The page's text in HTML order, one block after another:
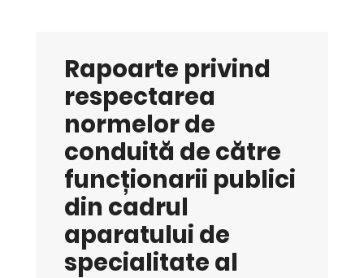
Rapoarte privind
respectarea
normelor de
conduită de către
funcționarii publici
din cadrul
aparatului de
specialitate al